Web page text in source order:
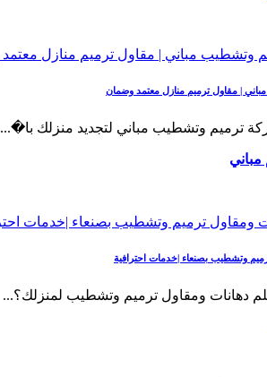
| مقاول ترميم منازل معتمد وضمان
ترميم وتشطيب مباني لتجديد منزلك با�...
وتشطيب بصنعاء |خدمات احترافية
دهانات ومقاول ترميم وتشطيب لمنزلك؟...